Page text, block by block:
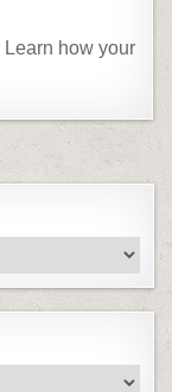
Learn how your